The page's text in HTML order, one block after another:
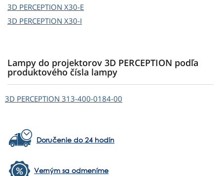
3D PERCEPTION X30-E
3D PERCEPTION X30-I
Lampy do projektorov 3D PERCEPTION podľa
produktového čísla lampy
3D PERCEPTION 313-400-0184-00
Doručenie do 24 hodín
Verným sa odmeníme